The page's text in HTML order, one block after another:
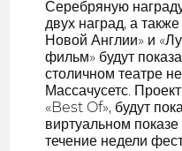
Серебряную
двух наград, а
Новой Англии» и
фильм» будут
столичном театре
Массачусетс.
«Best Of», будут
виртуальном
течение недели